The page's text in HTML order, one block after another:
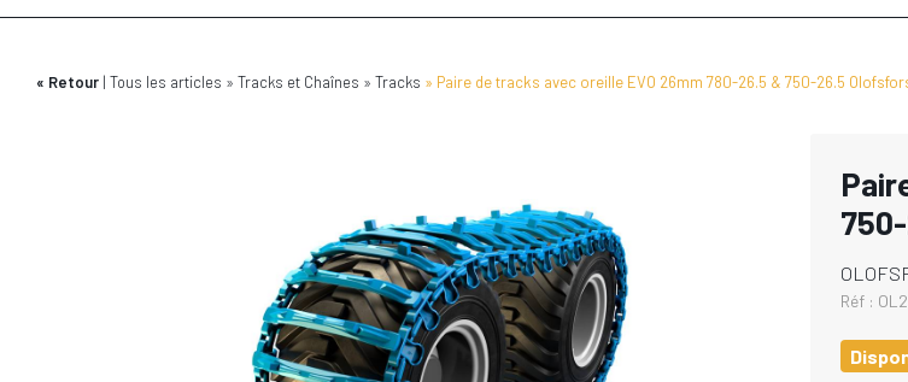
Retour Tous les articles Tracks et Chaînes Tracks Paire de tracks avec oreille EVO 26mm 780-26.5 & 750-26.5
Réf :